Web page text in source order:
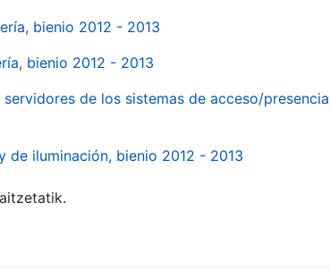
bienio 2012 - 2013
bienio 2012 - 2013
servidores de los sistemas de acceso/
de iluminación, bienio 2012 - 2013